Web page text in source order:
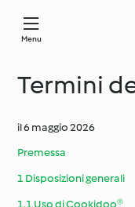
Menu
Termini
il 6 maggio 2026
Premessa
1 Disposizioni generali
1.1 Uso di Cookidoo®